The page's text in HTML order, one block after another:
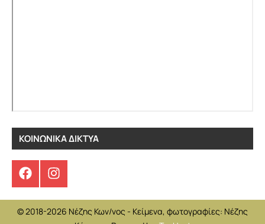
ΚΟΙΝΩΝΙΚΑ ΔΙΚΤΥΑ
FacebookInstagram
© 2018-2026 Νέζης Κων/νος - Κείμενα, φωτογραφίες: Νέζης